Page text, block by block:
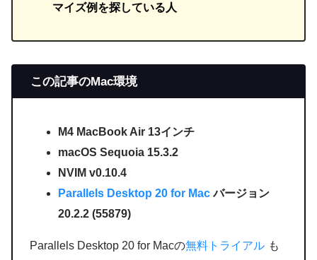
マイズ例を探している人
この記事のMac環境
M4 MacBook Air 13インチ
macOS Sequoia 15.3.2
NVIM v0.10.4
Parallels Desktop 20 for Macバージョン
20.2.2 (55879)
Parallels Desktop 20 for Macの無料トライアル も